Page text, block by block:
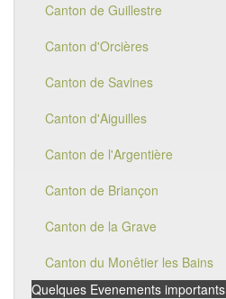
Canton de Guillestre
Canton d'Orcières
Canton de Savines
Canton d'Aiguilles
Canton de l'Argentière
Canton de Briançon
Canton de la Grave
Canton du Monêtier les Bains
Quelques Evenements importants